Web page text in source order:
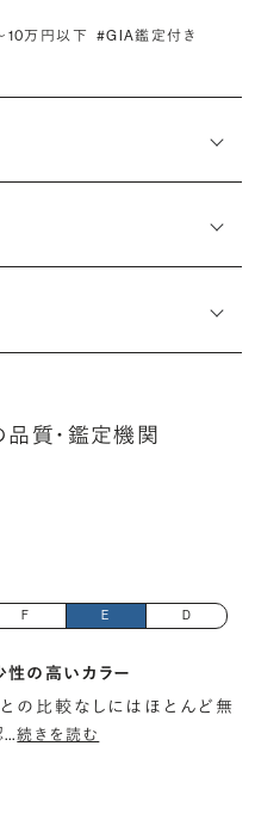
10万円以下 #GIA鑑定付き
品質・鑑定機関
F E D
の高いカラー
の比較なしにはほとんど無
…続きを読む